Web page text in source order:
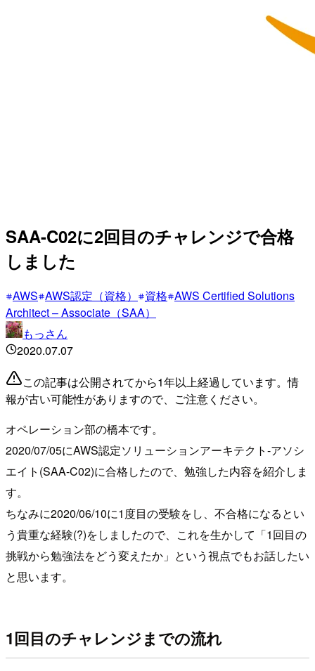
SAA-C02に2回目のチャレンジで合格
しました
AWS AWS認定（資格） 資格 AWS Certified Solutions
Architect – Associate（SAA）
もっさん
2020.07.07
この記事は公開されてから1年以上経過しています。情
報が古い可能性がありますので、ご注意ください。
オペレーション部の橋本です。
2020/07/05にAWS認定ソリューションアーキテクト-アソシ
エイト(SAA-C02)に合格したので、勉強した内容を紹介しま
す。
ちなみに2020/06/10に1度目の受験をし、不合格になるとい
う貴重な経験(?)をしましたので、これを生かして「1回目の
挑戦から勉強法をどう変えたか」という視点でもお話したい
と思います。
1回目のチャレンジまでの流れ